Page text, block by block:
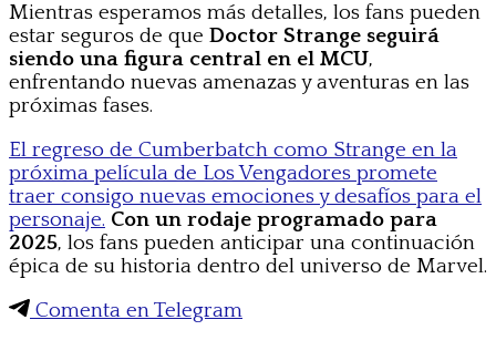
Mientras esperamos más detalles, los fans pueden
estar seguros de que Doctor Strange seguirá
siendo una figura central en el MCU,
enfrentando nuevas amenazas y aventuras en las
próximas fases.
El regreso de Cumberbatch como Strange en la
próxima película de Los Vengadores promete
traer consigo nuevas emociones y desafíos para el
personaje. Con un rodaje programado para
2025, los fans pueden anticipar una continuación
épica de su historia dentro del universo de Marvel.
Comenta en Telegram